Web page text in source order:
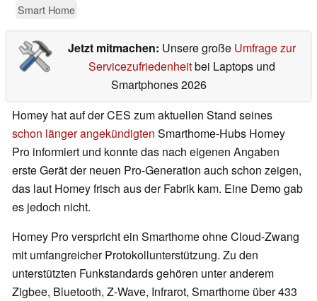
Smart Home
Jetzt mitmachen: Unsere große Umfrage zur
Servicezufriedenheitbei Laptops und
Smartphones 2026
Homey hat auf der CES zum aktuellen Stand seines
schon länger angekündigten Smarthome-Hubs Homey
Pro informiert und konnte das nach eigenen Angaben
erste Gerät der neuen Pro-Generation auch schon zeigen,
das laut Homey frisch aus der Fabrik kam. Eine Demo gab
es jedoch nicht.
Homey Pro verspricht ein Smarthome ohne Cloud-Zwang
mit umfangreicher Protokollunterstützung. Zu den
unterstützten Funkstandards gehören unter anderem
Zigbee, Bluetooth, Z-Wave, Infrarot, Smarthome über 433